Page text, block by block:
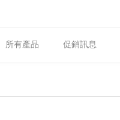
所有產品 促銷訊息